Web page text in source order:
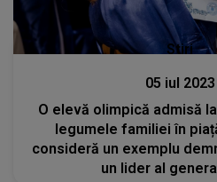
Stiri
05 iul 2023
O elevă olimpică admisă
legumele familiei în
consideră un exemplu
un lider al